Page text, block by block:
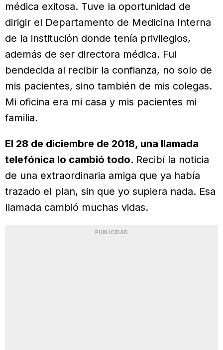
médica exitosa. Tuve la oportunidad de
dirigir el Departamento de Medicina Interna
de la institución donde tenía privilegios,
además de ser directora médica. Fui
bendecida al recibir la confianza, no solo de
mis pacientes, sino también de mis colegas.
Mi oficina era mi casa y mis pacientes mi
familia.
El 28 de diciembre de 2018, una llamada
telefónica lo cambió todo. Recibí la noticia
de una extraordinaria amiga que ya había
trazado el plan, sin que yo supiera nada. Esa
llamada cambió muchas vidas.
PUBLICIDAD